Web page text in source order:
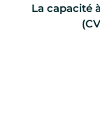
La capacité